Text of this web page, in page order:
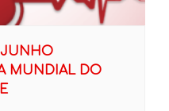
JUNHO
MUNDIAL DO